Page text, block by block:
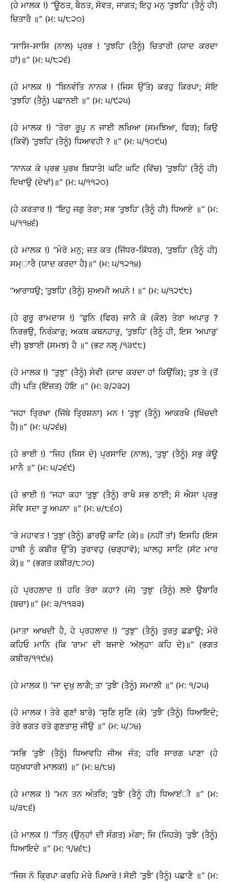
(ਹੇ ਮਾਲਕ !) ‘‘ਊਠਤ, ਬੈਠਤ, ਸੋਵਤ, ਜਾਗਤ; ਇਹੁ ਮਨੁ ‘ਤੁਝਹਿ’ (ਤੈਨੂੰ ਹੀ)
ਚਿਤਾਰੈ ॥’’ (ਮ: ੫/੮੨੦)
‘‘ਸਾਸਿ-ਸਾਸਿ (ਨਾਲ) ਪ੍ਰਭ ! ‘ਤੁਝਹਿ’ (ਤੈਨੂੰ) ਚਿਤਾਰੀ (ਯਾਦ ਕਰਦਾ
ਹਾਂ)॥’’ (ਮ: ੫/੮੨੬)
(ਹੇ ਮਾਲਕ !) ‘‘ਬਿਨਵੰਤਿ ਨਾਨਕ ! (ਜਿਸ ਉੱਤੇ) ਕਰਹੁ ਕਿਰਪਾ; ਸੋਇ
‘ਤੁਝਹਿ’ (ਤੈਨੂੰ) ਪਛਾਨਈ ॥’’ (ਮ: ੫/੯੨੫)
(ਹੇ ਮਾਲਕ !) ‘‘ਤੇਰਾ ਰੂਪੁ ਨ ਜਾਈ ਲਖਿਆ (ਸਮਝਿਆ, ਫਿਰ); ਕਿਉ
(ਕਿਵੇਂ) ‘ਤੁਝਹਿ’ (ਤੈਨੂੰ) ਧਿਆਵਹੀ ? ॥’’ (ਮ: ੫/੧੦੯੫)
‘‘ਨਾਨਕ ਕੇ ਪ੍ਰਭ ਪੁਰਖ ਬਿਧਾਤੇ! ਘਟਿ ਘਟਿ (ਵਿੱਚ) ‘ਤੁਝਹਿ’ (ਤੈਨੂੰ ਹੀ)
ਦਿਖਾਉ (ਦੇਖਾਂ)॥’’ (ਮ: ੫/੧੧੨੦)
(ਹੇ ਕਰਤਾਰ !) ‘‘ਇਹੁ ਜਗੁ ਤੇਰਾ; ਸਭ ‘ਤੁਝਹਿ’ (ਤੈਨੂੰ ਹੀ) ਧਿਆਏ ॥’’ (ਮ:
੫/੧੧੪੬)
(ਹੇ ਮਾਲਕ !) ‘‘ਮੇਰੋ ਮਨੁ; ਜਤ ਕਤ (ਜਿੱਧਰ-ਕਿੱਧਰ), ‘ਤੁਝਹਿ’ (ਤੈਨੂੰ ਹੀ)
ਸਮ੍ਾਰੈ (ਯਾਦ ਕਰਦਾ ਹੈ)॥’’ (ਮ: ੫/੧੨੧੪)
‘‘ਆਰਾਧਉ; ‘ਤੁਝਹਿ’ (ਤੈਨੂੰ) ਸੁਆਮੀ ਅਪਨੇ ! ॥’’ (ਮ: ੫/੧੨੯੮)
(ਹੇ ਗੁਰੂ ਰਾਮਦਾਸ !) ‘‘ਫੁਨਿ (ਫਿਰ) ਜਾਨੈ ਕੋ (ਕੌਣ) ਤੇਰਾ ਅਪਾਰੁ ?
ਨਿਰਭਉ, ਨਿਰੰਕਾਰੁ; ਅਕਥ ਕਥਨਹਾਰੁ, ‘ਤੁਝਹਿ’ (ਤੈਨੂੰ ਹੀ, ਇਸ ‘ਅਪਾਰੁ’
ਦੀ) ਬੁਝਾਈ (ਸਮਝ) ਹੈ ॥’’ (ਭਟ ਨਲੵ /੧੩੯੮)
(ਹੇ ਮਾਲਕ !) ‘‘ਤੁਝੁ’’ (ਤੈਨੂੰ) ਸੇਵੀ (ਯਾਦ ਕਰਦਾ ਹਾਂ ਕਿਉਂਕਿ); ਤੁਝ ਤੇ (ਤੋਂ
ਹੀ) ਪਤਿ (ਇੱਜ਼ਤ) ਹੋਇ ॥’’ (ਮ: ੩/੨੩੨)
‘‘ਜਹਾ ਤ੍ਰਿਖਾ (ਜਿੱਥੇ ਤ੍ਰਿਸ਼ਨਾ) ਮਨ ! ‘ਤੁਝੁ’ (ਤੈਨੂੰ) ਆਕਰਖੈ (ਖਿੱਚਦੀ
ਹੈ)॥’’ (ਮ: ੫/੨੬੪)
(ਹੇ ਭਾਈ !) ‘‘ਜਿਹ (ਜਿਸ ਦੇ) ਪ੍ਰਸਾਦਿ (ਨਾਲ), ‘ਤੁਝੁ’ (ਤੈਨੂੰ) ਸਭੁ ਕੋਊ
ਮਾਨੈ ॥’’ (ਮ: ੫/੨੬੯)
(ਹੇ ਭਾਈ !) ‘‘ਜਹਾ ਕਹਾ ‘ਤੁਝੁ’ (ਤੈਨੂੰ) ਰਾਖੈ ਸਭ ਠਾਈ; ਸੋ ਐਸਾ ਪ੍ਰਭੁ
ਸੇਵਿ ਸਦਾ ਤੂ ਅਪਨਾ ॥’’ (ਮ: ੪/੮੬੦)
‘‘ਰੇ ਮਹਾਵਤ ! ‘ਤੁਝੁ’ (ਤੈਨੂੰ) ਡਾਰਉ ਕਾਟਿ (ਕੇ)॥ (ਨਹੀਂ ਤਾਂ) ਇਸਹਿ (ਇਸ
ਹਾਥੀ ਨੂੰ ਕਬੀਰ ਉੱਤੇ) ਤੁਰਾਵਹੁ (ਚੜ੍ਹਾਵੋ); ਘਾਲਹੁ ਸਾਟਿ (ਸੱਟ ਮਾਰ
ਕੇ)॥ ’’ (ਭਗਤ ਕਬੀਰ/੮੭੦)
(ਹੇ ਪ੍ਰਹਲਾਦ !) ਹਰਿ ਤੇਰਾ ਕਹਾ? (ਜੋ) ‘ਤੁਝੁ’ (ਤੈਨੂੰ) ਲਏ ਉਬਾਰਿ
(ਬਚਾ)॥’’ (ਮ: ੩/੧੧੩੩)
(ਮਾਤਾ ਆਖਦੀ ਹੈ, ਹੇ ਪ੍ਰਹਲਾਦ !) ‘‘ਤੁਝੁ’’ (ਤੈਨੂੰ) ਤੁਰਤੁ ਛਡਾਊ; ਮੇਰੋ
ਕਹਿਓ ਮਾਨਿ (ਕਿ ‘ਰਾਮ’ ਦੀ ਬਜਾਏ ‘ਅੱਲ੍ਹਾ’ ਕਹਿ ਦੇ)॥’’ (ਭਗਤ
ਕਬੀਰ/੧੧੯੪)
(ਹੇ ਮਾਲਕ !) ‘‘ਜਾ ਦੁਖੁ ਲਾਗੈ; ਤਾ ‘ਤੁਝੈ’ (ਤੈਨੂੰ) ਸਮਾਲੀ ॥’’ (ਮ: ੧/੨੫)
(ਹੇ ਮਾਲਕ ! ਤੇਰੇ ਗੁਣਾਂ ਬਾਰੇ) ‘‘ਸੁਣਿ ਸੁਣਿ (ਕੇ) ‘ਤੁਝੈ’ (ਤੈਨੂੰ) ਧਿਆਇਦੇ;
ਤੇਰੇ ਭਗਤ ਰਤੇ ਗੁਣਤਾਸੁ ਜੀਉ ॥’’ (ਮ: ੫/੭੪)
‘‘ਸਭਿ ‘ਤੁਝੈ’ (ਤੈਨੂੰ) ਧਿਆਵਹਿ ਜੀਅ ਜੰਤ; ਹਰਿ ਸਾਰਗ ਪਾਣਾ (ਹੇ
ਧਨੁਖਧਾਰੀ ਮਾਲਕ!) ॥’’ (ਮ: ੪/੮੪)
(ਹੇ ਮਾਲਕ !) ‘‘ਮਨ ਤਨ ਅੰਤਰਿ; ‘ਤੁਝੈ’ (ਤੈਨੂੰ ਹੀ) ਧਿਆੲਂੀ ॥’’ (ਮ:
੫/੩੮੬)
(ਹੇ ਮਾਲਕ !) ‘‘ਤਿਨ੍ (ਉਨ੍ਹਾਂ ਦੀ ਸੰਗਤ) ਮੰਗਾ; ਜਿ (ਜਿਹੜੇ) ‘ਤੁਝੈ’ (ਤੈਨੂੰ)
ਧਿਆਇਦੇ ॥’’ (ਮ: ੧/੪੬੮)
‘‘ਜਿਸ ਨੋ ਕ੍ਰਿਪਾ ਕਰਹਿ ਮੇਰੇ ਪਿਆਰੇ ! ਸੋਈ ‘ਤੁਝੈ’ (ਤੈਨੂੰ) ਪਛਾਣੈ ॥’’ (ਮ: